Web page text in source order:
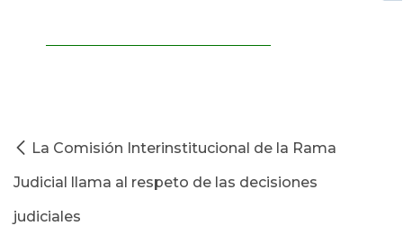
La Comisión Interinstitucional de la Rama
Judicial llama al respeto de las decisiones
judiciales